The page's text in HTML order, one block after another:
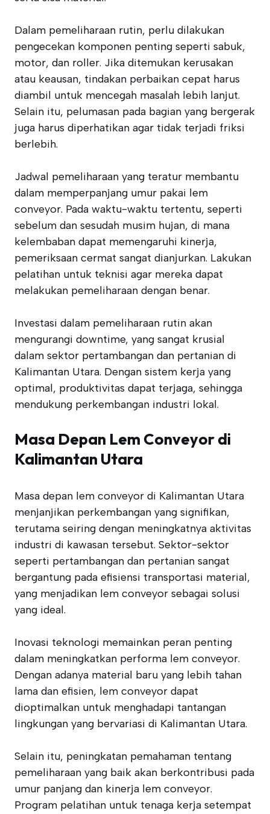
Dalam pemeliharaan rutin, perlu dilakukan
pengecekan komponen penting seperti sabuk,
motor, dan roller. Jika ditemukan kerusakan
atau keausan, tindakan perbaikan cepat harus
diambil untuk mencegah masalah lebih lanjut.
Selain itu, pelumasan pada bagian yang bergerak
juga harus diperhatikan agar tidak terjadi friksi
berlebih.
Jadwal pemeliharaan yang teratur membantu
dalam memperpanjang umur pakai lem
conveyor. Pada waktu-waktu tertentu, seperti
sebelum dan sesudah musim hujan, di mana
kelembaban dapat memengaruhi kinerja,
pemeriksaan cermat sangat dianjurkan. Lakukan
pelatihan untuk teknisi agar mereka dapat
melakukan pemeliharaan dengan benar.
Investasi dalam pemeliharaan rutin akan
mengurangi downtime, yang sangat krusial
dalam sektor pertambangan dan pertanian di
Kalimantan Utara. Dengan sistem kerja yang
optimal, produktivitas dapat terjaga, sehingga
mendukung perkembangan industri lokal.
Masa Depan Lem Conveyor di
Kalimantan Utara
Masa depan lem conveyor di Kalimantan Utara
menjanjikan perkembangan yang signifikan,
terutama seiring dengan meningkatnya aktivitas
industri di kawasan tersebut. Sektor-sektor
seperti pertambangan dan pertanian sangat
bergantung pada efisiensi transportasi material,
yang menjadikan lem conveyor sebagai solusi
yang ideal.
Inovasi teknologi memainkan peran penting
dalam meningkatkan performa lem conveyor.
Dengan adanya material baru yang lebih tahan
lama dan efisien, lem conveyor dapat
dioptimalkan untuk menghadapi tantangan
lingkungan yang bervariasi di Kalimantan Utara.
Selain itu, peningkatan pemahaman tentang
pemeliharaan yang baik akan berkontribusi pada
umur panjang dan kinerja lem conveyor.
Program pelatihan untuk tenaga kerja setempat